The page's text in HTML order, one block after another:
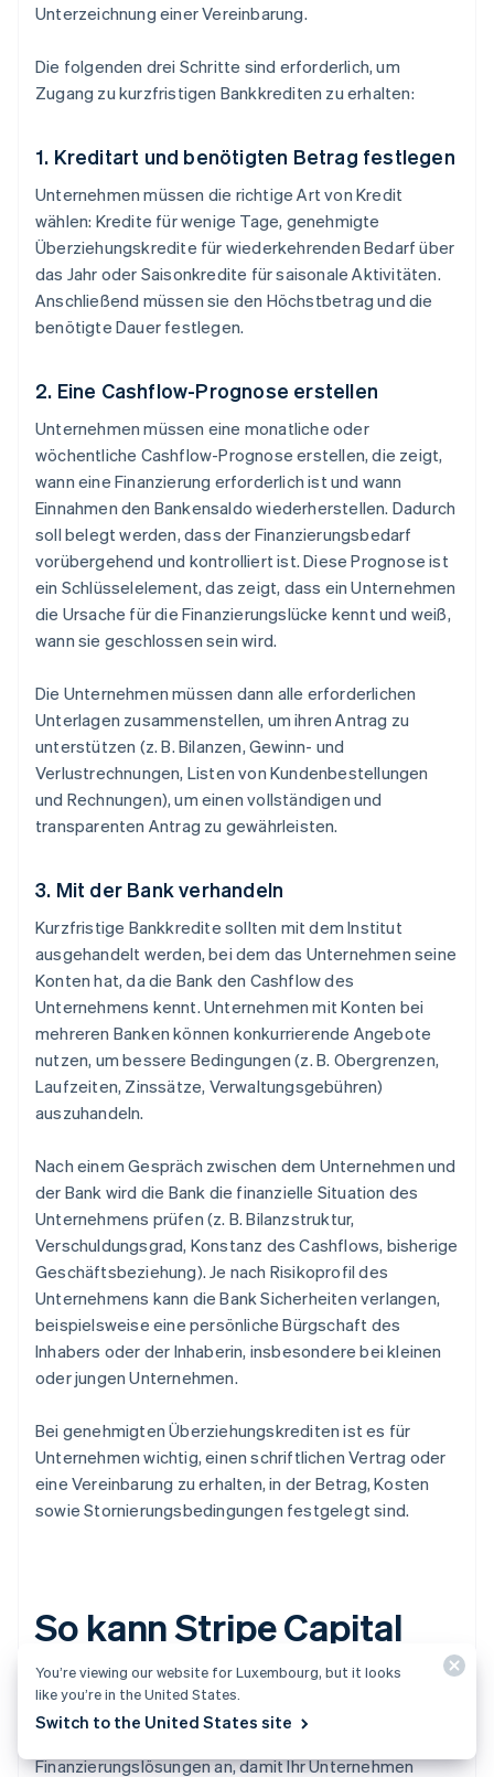
Unterzeichnung einer Vereinbarung.
Die folgenden drei Schritte sind erforderlich, um
Zugang zu kurzfristigen Bankkrediten zu erhalten:
1. Kreditart und benötigten Betrag festlegen
Unternehmen müssen die richtige Art von Kredit
wählen: Kredite für wenige Tage, genehmigte
Überziehungskredite für wiederkehrenden Bedarf über
das Jahr oder Saisonkredite für saisonale Aktivitäten.
Anschließend müssen sie den Höchstbetrag und die
benötigte Dauer festlegen.
2. Eine Cashflow-Prognose erstellen
Unternehmen müssen eine monatliche oder
wöchentliche Cashflow-Prognose erstellen, die zeigt,
wann eine Finanzierung erforderlich ist und wann
Einnahmen den Bankensaldo wiederherstellen. Dadurch
soll belegt werden, dass der Finanzierungsbedarf
vorübergehend und kontrolliert ist. Diese Prognose ist
ein Schlüsselelement, das zeigt, dass ein Unternehmen
die Ursache für die Finanzierungslücke kennt und weiß,
wann sie geschlossen sein wird.
Die Unternehmen müssen dann alle erforderlichen
Unterlagen zusammenstellen, um ihren Antrag zu
unterstützen (z. B. Bilanzen, Gewinn- und
Verlustrechnungen, Listen von Kundenbestellungen
und Rechnungen), um einen vollständigen und
transparenten Antrag zu gewährleisten.
3. Mit der Bank verhandeln
Kurzfristige Bankkredite sollten mit dem Institut
ausgehandelt werden, bei dem das Unternehmen seine
Konten hat, da die Bank den Cashflow des
Unternehmens kennt. Unternehmen mit Konten bei
mehreren Banken können konkurrierende Angebote
nutzen, um bessere Bedingungen (z. B. Obergrenzen,
Laufzeiten, Zinssätze, Verwaltungsgebühren)
auszuhandeln.
Nach einem Gespräch zwischen dem Unternehmen und
der Bank wird die Bank die finanzielle Situation des
Unternehmens prüfen (z. B. Bilanzstruktur,
Verschuldungsgrad, Konstanz des Cashflows, bisherige
Geschäftsbeziehung). Je nach Risikoprofil des
Unternehmens kann die Bank Sicherheiten verlangen,
beispielsweise eine persönliche Bürgschaft des
Inhabers oder der Inhaberin, insbesondere bei kleinen
oder jungen Unternehmen.
Bei genehmigten Überziehungskrediten ist es für
Unternehmen wichtig, einen schriftlichen Vertrag oder
eine Vereinbarung zu erhalten, in der Betrag, Kosten
sowie Stornierungsbedingungen festgelegt sind.
So kann Stripe Capital
Sie unterstützen
Finanzierungslösungen an, damit Ihr Unternehmen
You’re viewing our website for Luxembourg, but it looks
like you’re in the United States.
Switch to the United States site